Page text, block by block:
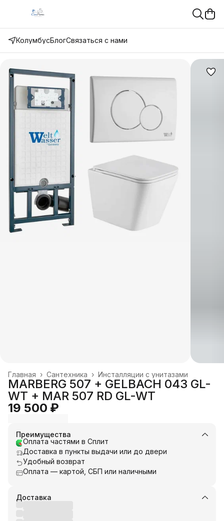
КолумбусБлогСвязаться с нами
Инсталляции с унитазами
Сантехника ›
Главная ›
MARBERG 507 + GELBACH 043 GL-
WT + MAR 507 RD GL-WT
19 500 ₽
Преимущества
Оплата частями в Сплит
Доставка в пункты выдачи или до двери
Удобный возврат
Оплата — картой, СБП или наличными
Доставка